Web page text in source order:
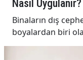
Nasıl Uygulanır?
Binaların dış
boyalardan biri
görünü...